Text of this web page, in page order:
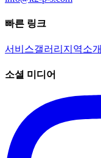
빠른 링크
서비스갤러리 지역소개
소셜 미디어